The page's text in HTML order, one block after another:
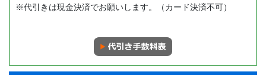
※代引きは現金決済でお願いします。（カード決済不可）